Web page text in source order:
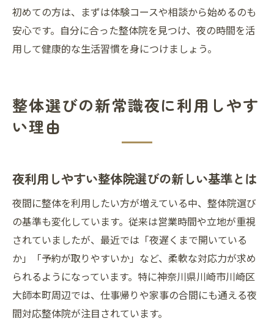
初めての方は、まずは体験コースや相談から始めるのも
安心です。自分に合った整体院を見つけ、夜の時間を活
用して健康的な生活習慣を身につけましょう。
整体選びの新常識夜に利用しやす
い理由
夜利用しやすい整体院選びの新しい基準とは
夜間に整体を利用したい方が増えている中、整体院選び
の基準も変化しています。従来は営業時間や立地が重視
されていましたが、最近では「夜遅くまで開いている
か」「予約が取りやすいか」など、柔軟な対応力が求め
られるようになっています。特に神奈川県川崎市川崎区
大師本町周辺では、仕事帰りや家事の合間にも通える夜
間対応整体院が注目されています。